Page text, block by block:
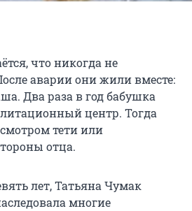
что никогда не
аварии они жили вместе:
Два раза в год бабушка
центр. Тогда
тети или
отца.
лет, Татьяна Чумак
многие